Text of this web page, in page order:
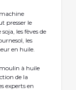
presser le
les fèves de
les
en huile.
à huile
de la
experts en